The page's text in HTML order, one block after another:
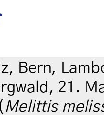
Bern,
21.
Melittis